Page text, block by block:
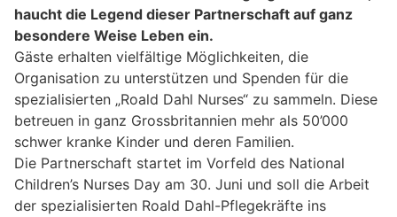
haucht die Legend dieser Partnerschaft auf ganz
besondere Weise Leben ein.
Gäste erhalten vielfältige Möglichkeiten, die
Organisation zu unterstützen und Spenden für die
spezialisierten „Roald Dahl Nurses“ zu sammeln. Diese
betreuen in ganz Grossbritannien mehr als 50’000
schwer kranke Kinder und deren Familien.
Die Partnerschaft startet im Vorfeld des National
Children’s Nurses Day am 30. Juni und soll die Arbeit
der spezialisierten Roald Dahl-Pflegekräfte ins